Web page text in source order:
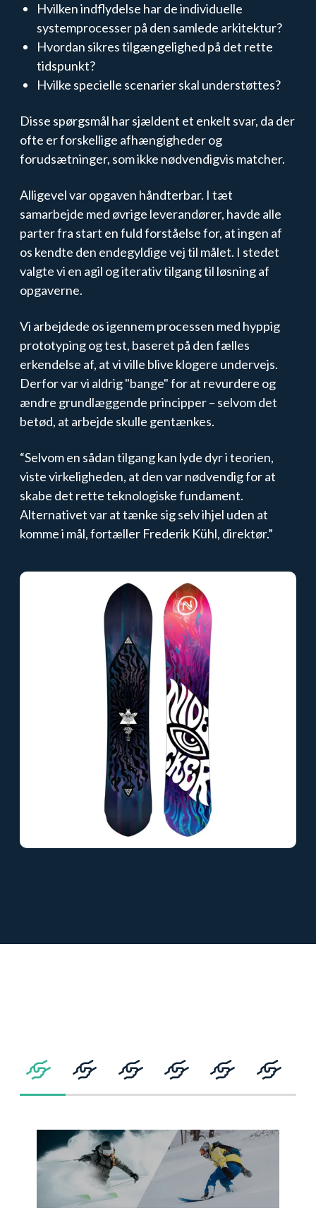
Hvilken indflydelse har de individuelle
systemprocesser på den samlede arkitektur?
Hvordan sikres tilgængelighed på det rette
tidspunkt?
Hvilke specielle scenarier skal understøttes?
Disse spørgsmål har sjældent et enkelt svar, da der
ofte er forskellige afhængigheder og
forudsætninger, som ikke nødvendigvis matcher.
Alligevel var opgaven håndterbar. I tæt
samarbejde med øvrige leverandører, havde alle
parter fra start en fuld forståelse for, at ingen af
os kendte den endegyldige vej til målet. I stedet
valgte vi en agil og iterativ tilgang til løsning af
opgaverne.
Vi arbejdede os igennem processen med hyppig
prototyping og test, baseret på den fælles
erkendelse af, at vi ville blive klogere undervejs.
Derfor var vi aldrig "bange" for at revurdere og
ændre grundlæggende principper – selvom det
betød, at arbejde skulle gentænkes.
“Selvom en sådan tilgang kan lyde dyr i teorien,
viste virkeligheden, at den var nødvendig for at
skabe det rette teknologiske fundament.
Alternativet var at tænke sig selv ihjel uden at
komme i mål,fortæller Frederik Kühl, direktør.”